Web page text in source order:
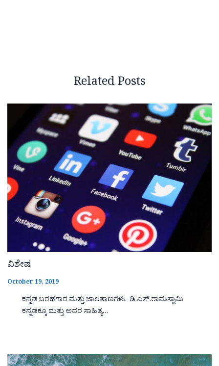
Related Posts
ವಿಶೇಷ
October 19, 2019
ಕನ್ನಡ ಬರಹಗಾರ ಮತ್ತು ಜಾಲತಾಣಗಳು. ಡಿ.ಎಸ್.ರಾಮಸ್ವಾಮಿ
ಕನ್ನಡಕ್ಕೂ ಮತ್ತು ಅದರ ಸಾಹಿತ್ಯ…